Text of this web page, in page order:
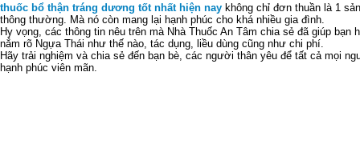
thuốc bổ thận tráng dương tốt nhất hiện nay không chỉ đơn thuần là 1
thông thường. Mà nó còn mang lại hạnh phúc cho khá nhiều gia đình.
Hy vọng, các thông tin nêu trên mà Nhà Thuốc An Tâm chia sẻ đã giúp bạn
nắm rõ Ngựa Thái như thế nào, tác dụng, liều dùng cũng như chi phí.
Hãy trải nghiệm và chia sẻ đến bạn bè, các người thân yêu để tất cả mọi
hạnh phúc viên mãn.